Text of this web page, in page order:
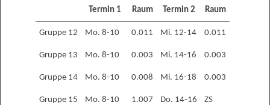
Termin 1 Raum Termin 2 Raum
Gruppe 12 Mo. 8-10 0.011 Mi. 12-14 0.011
Gruppe 13 Mo. 8-10 0.003 Mi. 14-16 0.003
Gruppe 14 Mo. 8-10 0.008 Mi. 16-18 0.003
Gruppe 15 Mo. 8-10 1.007 Do. 14-16 ZS